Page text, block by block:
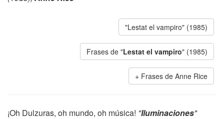
"Lestat el vampiro" (1985)
Frases de "Lestat el vampiro" (1985)
Frases de Anne Rice
¡Oh Dulzuras, oh mundo, oh música! "Iluminaciones"